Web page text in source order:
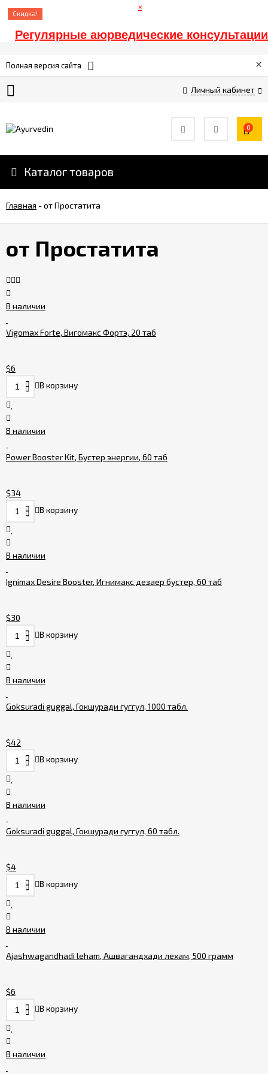
×
Регулярные аюрведические консультации
Полная версия сайта ×
Личный кабинет
Доставка
Контакты
Информация
Интернет-
Блог
Фото
Календарь
0
Каталог товаров
Главная -от Простатита
от Простатита
В наличии
Vigomax Forte, Вигомакс Фортэ, 20 таб
$6
В корзину
В наличии
Power Booster Kit, Бустер энергии, 60 таб
$34
В корзину
В наличии
Ignimax Desire Booster, Игнимакс дезаер бустер, 60 таб
$30
В корзину
В наличии
Goksuradi guggal, Гокшуради гуггул, 1000 табл.
$42
В корзину
В наличии
Goksuradi guggal, Гокшуради гуггул, 60 табл.
$4
В корзину
В наличии
Ajashwagandhadi leham, Ашвагандхади лехам, 500 грамм
$6
В корзину
В наличии
Скидка!